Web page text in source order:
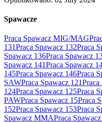
Spawacze
Praca Spawacz MIG/MAG
131Praca Spawacz 132Praca
Spawacz 136Praca Spawacz
Spawacz 141Praca Spawacz
145Praca Spawacz 146Praca
SAWPraca Spawacz 121Praca
124Praca Spawacz 125Praca
PAWPraca Spawacz 15Praca
152Praca Spawacz 153Praca
Spawacz MMAPraca Spawacz